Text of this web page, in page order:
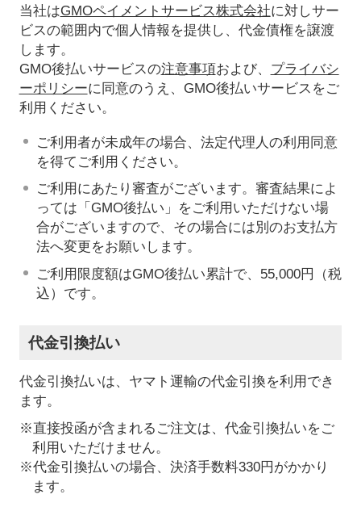
当社はGMOペイメントサービス株式会社に対しサー
ビスの範囲内で個人情報を提供し、代金債権を譲渡
します。
GMO後払いサービスの注意事項および、 プライバシ
ーポリシーに同意のうえ、GMO後払いサービスをご
利用ください。
ご利用者が未成年の場合、法定代理人の利用同意
を得てご利用ください。
ご利用にあたり審査がございます。審査結果によ
っては「GMO後払い」をご利用いただけない場
合がございますので、その場合には別のお支払方
法へ変更をお願いします。
ご利用限度額はGMO後払い累計で、55,000円（税
込）です。
代金引換払い
代金引換払いは、ヤマト運輸の代金引換を利用でき
ます。
※直接投函が含まれるご注文は、代金引換払いをご
利用いただけません。
※代金引換払いの場合、決済手数料330円がかかり
ます。